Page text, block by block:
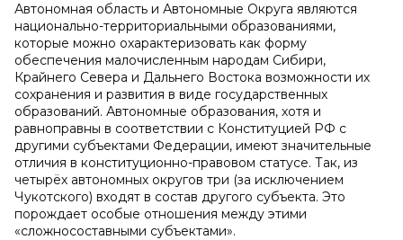
Автономная область и Автономные Округа являются
национально-территориальными образованиями,
которые можно охарактеризовать как форму
обеспечения малочисленным народам Сибири,
Крайнего Севера и Дальнего Востока возможности их
сохранения и развития в виде государственных
образований. Автономные образования, хотя и
равноправны в соответствии с Конституцией РФ с
другими субъектами Федерации, имеют значительные
отличия в конституционно-правовом статусе. Так, из
четырёх автономных округов три (за исключением
Чукотского) входят в состав другого субъекта. Это
порождает особые отношения между этими
«сложносоставными субъектами».